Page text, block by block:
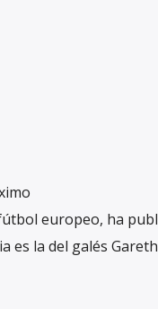
europeo, ha
es la del galés